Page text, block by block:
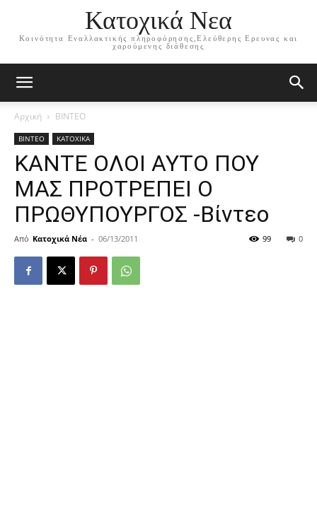
Κατοχικά Νεα
Κοινότητα Εναλλακτικής πληροφόρησης,Ελεύθερης Ερευνας και
χαρούμενης διάθεσης
Αρχική ΒΙΝΤΕΟ
ΒΙΝΤΕΟ ΚΑΤΟΧΙΚΑ
KΑΝΤΕ ΟΛΟΙ ΑΥΤΟ ΠΟΥ
ΜΑΣ ΠΡΟΤΡΕΠΕΙ Ο
ΠΡΩΘΥΠΟΥΡΓΟΣ -Βίντεο
Από Κατοχικά Νέα - 06/13/2011 0
99